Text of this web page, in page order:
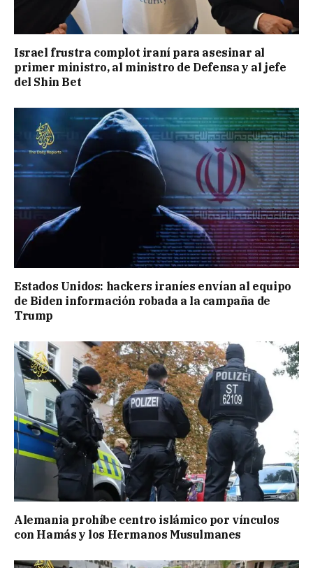
Israel frustra complot iraní para asesinar al
primer ministro, al ministro de Defensa y al jefe
del Shin Bet
Estados Unidos: hackers iraníes envían al equipo
de Biden información robada a la campaña de
Trump
Alemania prohíbe centro islámico por vínculos
con Hamás y los Hermanos Musulmanes